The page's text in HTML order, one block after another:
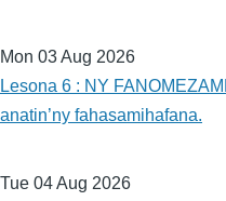
Mon 03 Aug 2026
Lesona 6 : NY
anatin’ny fahasamihafana.
Tue 04 Aug 2026